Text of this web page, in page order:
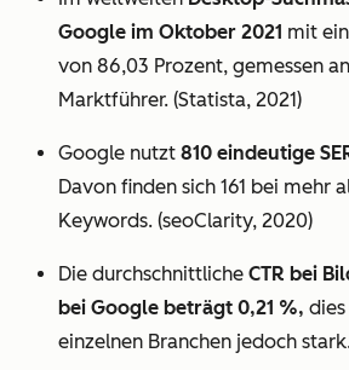
Google im Oktober 2021 mit
von 86,03 Prozent, gemessen
Marktführer. (Statista, 2021)
Google nutzt 810 eindeutige
Davon finden sich 161 bei mehr
Keywords. (seoClarity, 2020)
Die durchschnittliche CTR bei
bei Google beträgt 0,21 %,
einzelnen Branchen jedoch